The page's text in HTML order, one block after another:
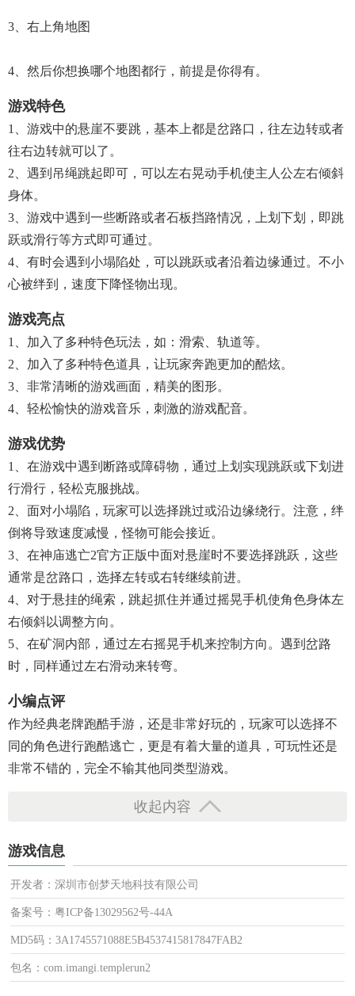
3、右上角地图
4、然后你想换哪个地图都行，前提是你得有。
游戏特色
1、游戏中的悬崖不要跳，基本上都是岔路口，往左边转或者
往右边转就可以了。
2、遇到吊绳跳起即可，可以左右晃动手机使主人公左右倾斜
身体。
3、游戏中遇到一些断路或者石板挡路情况，上划下划，即跳
跃或滑行等方式即可通过。
4、有时会遇到小塌陷处，可以跳跃或者沿着边缘通过。不小
心被绊到，速度下降怪物出现。
游戏亮点
1、加入了多种特色玩法，如：滑索、轨道等。
2、加入了多种特色道具，让玩家奔跑更加的酷炫。
3、非常清晰的游戏画面，精美的图形。
4、轻松愉快的游戏音乐，刺激的游戏配音。
游戏优势
1、在游戏中遇到断路或障碍物，通过上划实现跳跃或下划进
行滑行，轻松克服挑战。
2、面对小塌陷，玩家可以选择跳过或沿边缘绕行。注意，绊
倒将导致速度减慢，怪物可能会接近。
3、在神庙逃亡2官方正版中面对悬崖时不要选择跳跃，这些
通常是岔路口，选择左转或右转继续前进。
4、对于悬挂的绳索，跳起抓住并通过摇晃手机使角色身体左
右倾斜以调整方向。
5、在矿洞内部，通过左右摇晃手机来控制方向。遇到岔路
时，同样通过左右滑动来转弯。
小编点评
作为经典老牌跑酷手游，还是非常好玩的，玩家可以选择不
同的角色进行跑酷逃亡，更是有着大量的道具，可玩性还是
非常不错的，完全不输其他同类型游戏。
收起内容
游戏信息
开发者：深圳市创梦天地科技有限公司
备案号：粤ICP备13029562号-44A
MD5码：3A1745571088E5B4537415817847FAB2
包名：com.imangi.templerun2